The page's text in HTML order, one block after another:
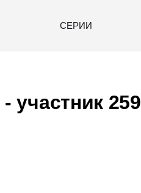
СЕРИИ
- участник 259